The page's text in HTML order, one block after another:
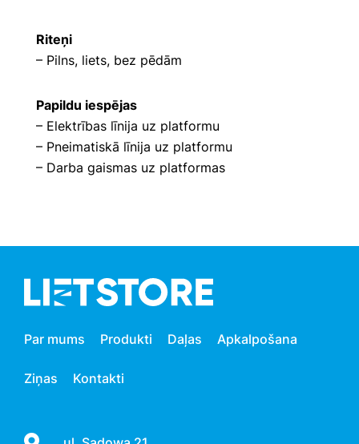
Riteņi
– Pilns, liets, bez pēdām
Papildu iespējas
– Elektrības līnija uz platformu
– Pneimatiskā līnija uz platformu
– Darba gaismas uz platformas
Par mums Produkti Daļas Apkalpošana
Ziņas Kontakti